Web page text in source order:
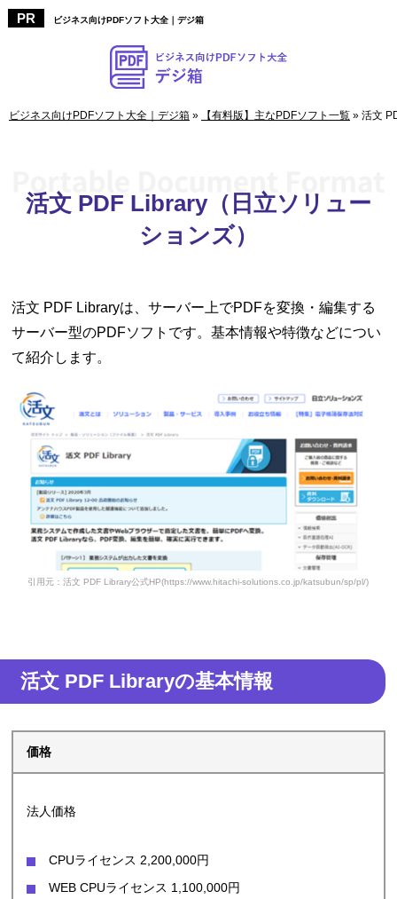
ビジネス向けPDFソフト大全｜デジ箱
ビジネス向けPDFソフト大全｜デジ箱 » 【有料版】主なPDFソフト一覧 » 活文
活文 PDF Library（日立ソリュー
ションズ）
活文 PDF Libraryは、サーバー上でPDFを変換・編集する
サーバー型のPDFソフトです。基本情報や特徴などについ
て紹介します。
引用元：活文 PDF Library公式HP(https://www.hitachi-solutions.co.jp/katsubun/sp/pl/)
活文 PDF Libraryの基本情報
価格
法人価格
CPUライセンス 2,200,000円
WEB CPUライセンス 1,100,000円